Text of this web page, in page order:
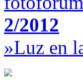
2/2012
»Luz en